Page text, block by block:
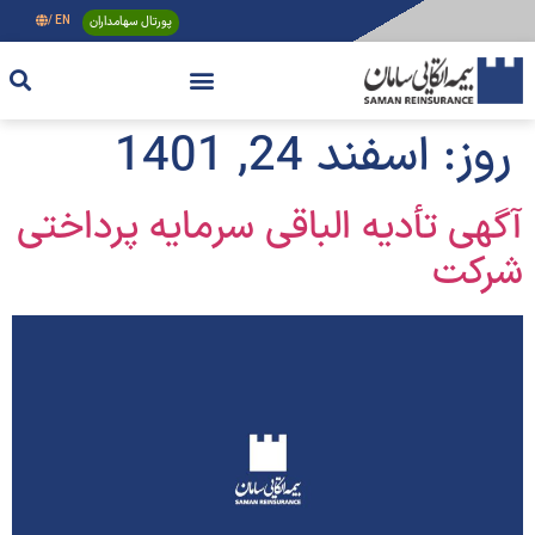
پورتال سهامداران EN /
روز: اسفند 24, 1401
آگهی تأدیه الباقی سرمایه پرداختی
شرکت